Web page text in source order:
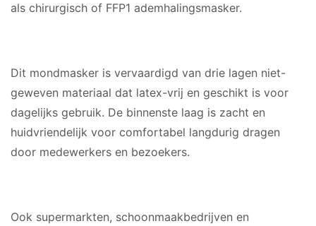
als chirurgisch of FFP1 ademhalingsmasker.
Dit mondmasker is vervaardigd van drie lagen niet-
geweven materiaal dat latex-vrij en geschikt is voor
dagelijks gebruik. De binnenste laag is zacht en
huidvriendelijk voor comfortabel langdurig dragen
door medewerkers en bezoekers.
Ook supermarkten, schoonmaakbedrijven en